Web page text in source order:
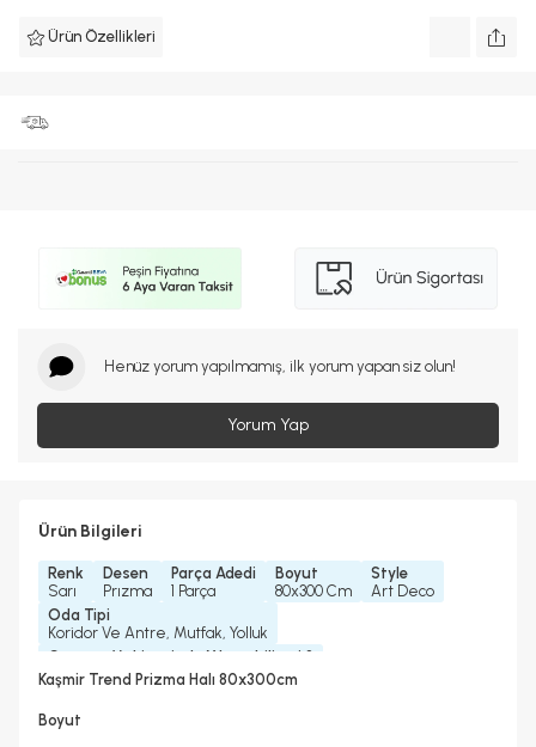
Ürün Özellikleri
Henüz yorum yapılmamış, ilk yorum yapan siz olun!
Yorum Yap
Ürün Bilgileri
Renk
Sarı
Desen
Prızma
Parça Adedi
1 Parça
Boyut
80x300 Cm
Style
Art Deco
Oda Tipi
Koridor Ve Antre, Mutfak, Yolluk
Çamaşır Makinesinde Yıkanabilir mi ?
Evet
Evet
Kaşmir Trend Prizma Halı 80x300cm
Boyut